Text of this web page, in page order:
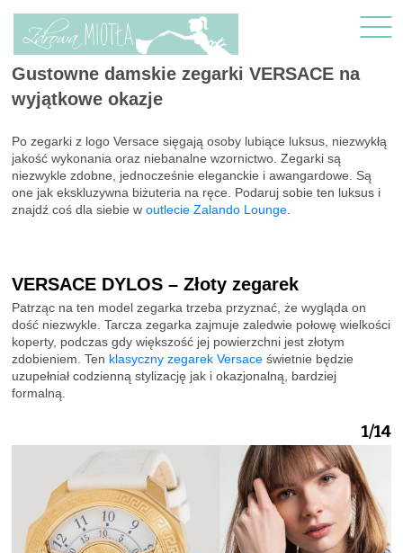
Gustowne damskie zegarki VERSACE na
wyjątkowe okazje
Po zegarki z logo Versace sięgają osoby lubiące luksus, niezwykłą
jakość wykonania oraz niebanalne wzornictwo. Zegarki są
niezwykle zdobne, jednocześnie eleganckie i awangardowe. Są
one jak ekskluzywna biżuteria na ręce. Podaruj sobie ten luksus i
znajdź coś dla siebie w outlecie Zalando Lounge
VERSACE DYLOS – Złoty zegarek
Patrząc na ten model zegarka trzeba przyznać, że wygląda on
dość niezwykle. Tarcza zegarka zajmuje zaledwie połowę wielkości
koperty, podczas gdy większość jej powierzchni jest złotym
zdobieniem. Ten klasyczny zegarek Versace świetnie będzie
uzupełniał codzienną stylizację jak i okazjonalną, bardziej
formalną.
1/14